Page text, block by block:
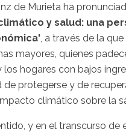
de Murieta ha
y salud: una
, a través de la
mayores, quienes
los hogares con bajos
de protegerse y de
climático sobre la
y en el transcurso de